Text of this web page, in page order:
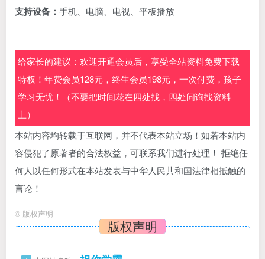
支持设备： 手机、电脑、电视、平板播放
给家长的建议：欢迎开通会员后，享受全站资料免费下载
特权！年费会员128元，终生会员198元，一次付费，孩子
学习无忧！（不要把时间花在四处找，四处问询找资料
上）
本站内容均转载于互联网，并不代表本站立场！如若本站内
容侵犯了原著者的合法权益，可联系我们进行处理！ 拒绝任
何人以任何形式在本站发表与中华人民共和国法律相抵触的
言论！
© 版权声明
版权声明